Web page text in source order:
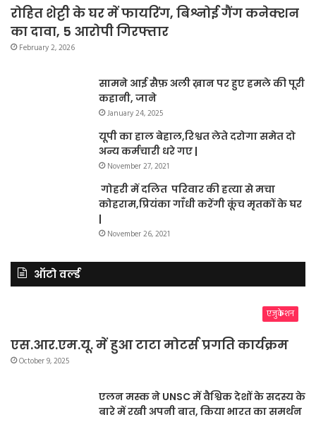
रोहित शेट्टी के घर में फायरिंग, बिश्नोई गैंग कनेक्शन
का दावा, 5 आरोपी गिरफ्तार
February 2, 2026
सामने आई सैफ़ अली ख़ान पर हुए हमले की पूरी
कहानी, जाने
January 24, 2025
यूपी का हाल बेहाल,रिश्वत लेते दरोगा समेत दो
अन्य कर्मचारी धरे गए |
November 27, 2021
गोहरी में दलित परिवार की हत्या से मचा
कोहराम,प्रियंका गाँधी करेंगी कूंच मृतकों के घर
|
November 26, 2021
ऑटो वर्ल्ड
एजुकेशन
एस.आर.एम.यू. में हुआ टाटा मोटर्स प्रगति कार्यक्रम
October 9, 2025
एलन मस्क ने UNSC में वैश्विक देशों के सदस्य के
बारे में रखी अपनी बात, किया भारत का समर्थन